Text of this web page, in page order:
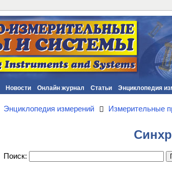
Новости Онлайн журнал Статьи Энциклопедия
Энциклопедия измерений Измерительные
Поиск: